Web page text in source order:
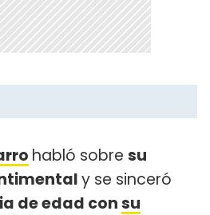
habló sobre su
y se sinceró
de edad consu